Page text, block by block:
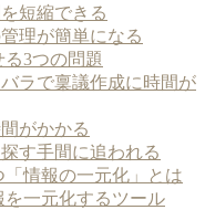
短縮できる
理が簡単になる
3つの問題
ラで稟議作成に時間が
がかかる
す手間に追われる
情報の一元化」とは
一元化するツール